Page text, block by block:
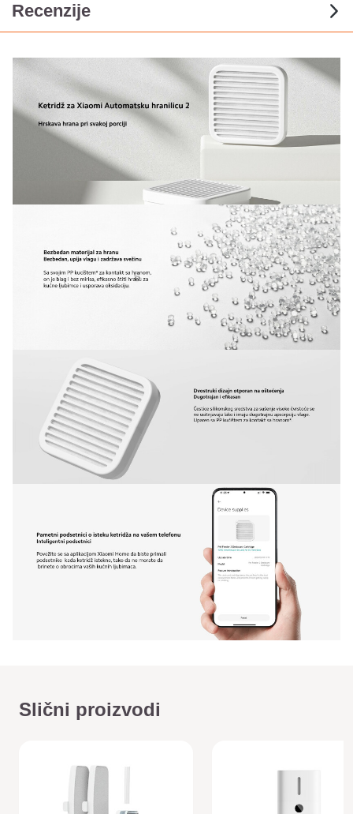
Recenzije
Slični proizvodi